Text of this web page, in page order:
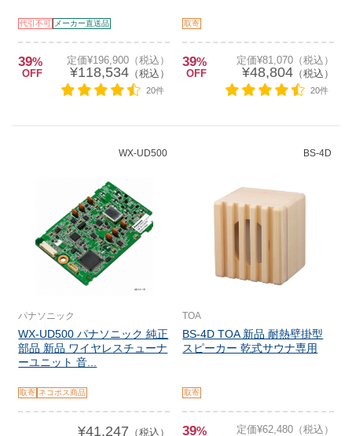
代引不可 メーカー直送品
39%
OFF
定価¥196,900（税込）
¥118,534（税込）
20件
取寄
39%
OFF
定価¥81,070（税込）
¥48,804（税込）
20件
WX-UD500
パナソニック
WX-UD500 パナソニック 純正
部品 新品 ワイヤレスチューナ
ーユニット 音...
取寄 ネコポス商品
¥41,247 （税込）
BS-4D
TOA
BS-4D TOA 新品 耐熱壁掛型
スピーカー 乾式サウナ専用
取寄
39% 定価¥62,480（税込）